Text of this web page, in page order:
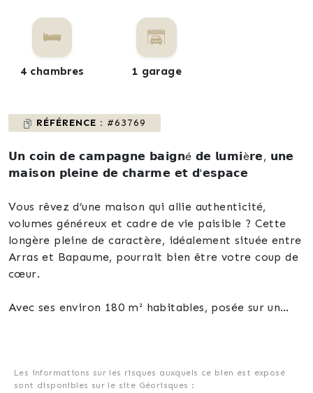
4 chambres 1 garage
RÉFÉRENCE : #63769
𝗨𝗻 𝗰𝗼𝗶𝗻 𝗱𝗲 𝗰𝗮𝗺𝗽𝗮𝗴𝗻𝗲 𝗯𝗮𝗶𝗴𝗻é 𝗱𝗲 𝗹𝘂𝗺𝗶è𝗿𝗲, 𝘂𝗻𝗲
𝗺𝗮𝗶𝘀𝗼𝗻 𝗽𝗹𝗲𝗶𝗻𝗲 𝗱𝗲 𝗰𝗵𝗮𝗿𝗺𝗲 𝗲𝘁 𝗱'𝗲𝘀𝗽𝗮𝗰𝗲
Vous rêvez d’une maison qui allie authenticité,
volumes généreux et cadre de vie paisible ? Cette
longère pleine de caractère, idéalement située entre
Arras et Bapaume, pourrait bien être votre coup de
cœur.
Avec ses environ 180 m² habitables, posée sur un
Les informations sur les risques auxquels ce bien est exposé
sont disponibles sur le site Géorisques :